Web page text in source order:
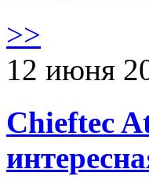
>>
12 июня
Chieftec